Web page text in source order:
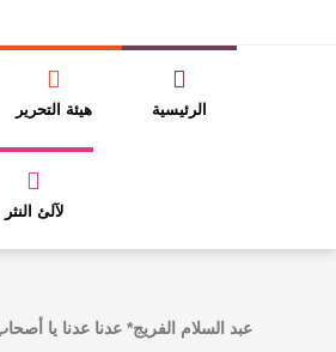
عتبات التأويل
الرئيسية هيئة التحرير
لآلئ النثر
عبد السلام الفريج* عدنا عدنا يا